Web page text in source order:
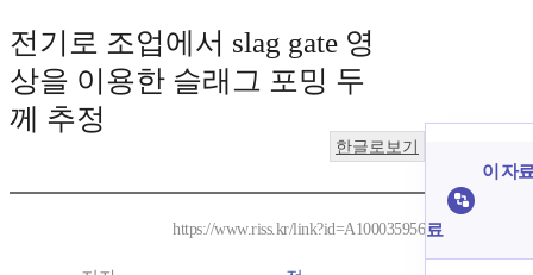
전기로 조업에서 slag gate 영
상을 이용한 슬래그 포밍 두
께 추정
한글로보기
https://www.riss.kr/link?id=A100035956
이 자
료